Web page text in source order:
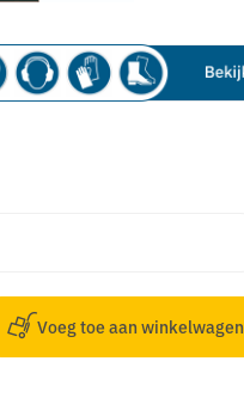
Voeg toe aan winkelwagen